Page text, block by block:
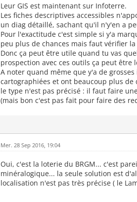
Leur GIS est maintenant sur Infoterre.
Les fiches descriptives accessibles
un diag détaillé, sachant qu'il n'y'en a
Pour l'exactitude c'est simple si y'a
peu plus de chances mais faut vérifier
Donc ça peut être utile quand tu vas
prospection avec ces outils ça peut être
A noter quand même que y'a de
cartographiées et ont beaucoup plus
le type n'est pas précisé : il faut faire
(mais bon c'est pas fait pour faire des
Mer. 28 Sep 2016, 19:04
Oui, c'est la loterie du BRGM... c'est
minéralogique... la seule solution est
localisation n'est pas très précise ( le